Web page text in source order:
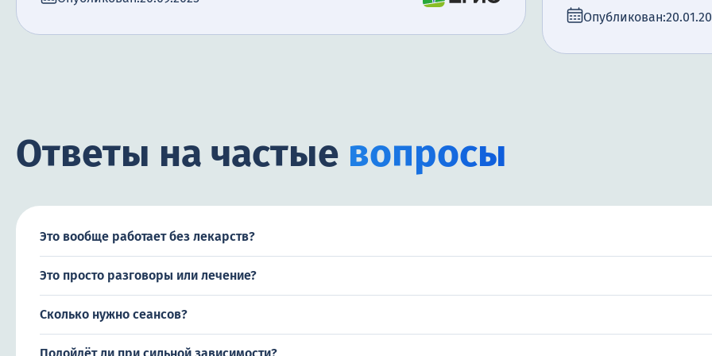
Опубликован:
Ответы на частые вопросы
Это вообще работает без лекарств?
Это просто разговоры или лечение?
Сколько нужно сеансов?